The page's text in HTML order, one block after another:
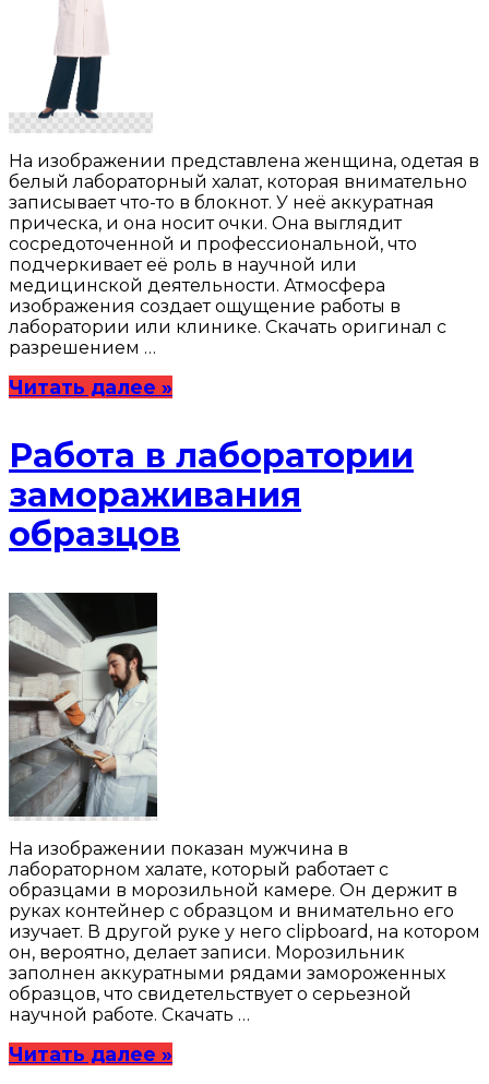
На изображении представлена женщина, одетая в
белый лабораторный халат, которая внимательно
записывает что-то в блокнот. У неё аккуратная
прическа, и она носит очки. Она выглядит
сосредоточенной и профессиональной, что
подчеркивает её роль в научной или
медицинской деятельности. Атмосфера
изображения создает ощущение работы в
лаборатории или клинике. Скачать оригинал с
разрешением …
Читать далее »
Работа в лаборатории
замораживания
образцов
На изображении показан мужчина в
лабораторном халате, который работает с
образцами в морозильной камере. Он держит в
руках контейнер с образцом и внимательно его
изучает. В другой руке у него clipboard, на котором
он, вероятно, делает записи. Морозильник
заполнен аккуратными рядами замороженных
образцов, что свидетельствует о серьезной
научной работе. Скачать …
Читать далее »